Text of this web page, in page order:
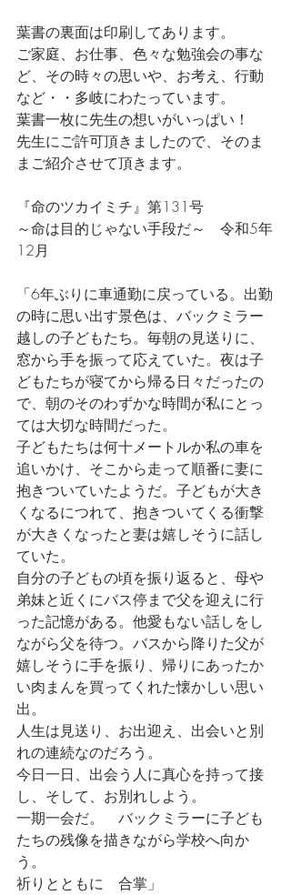
葉書の裏面は印刷してあります。
ご家庭、お仕事、色々な勉強会の事な
ど、その時々の思いや、お考え、行動
など・・多岐にわたっています。
葉書一枚に先生の想いがいっぱい！
先生にご許可頂きましたので、そのま
まご紹介させて頂きます。
『命のツカイミチ』第131号
～命は目的じゃない手段だ～　令和5年
12月
「6年ぶりに車通勤に戻っている。出勤
の時に思い出す景色は、バックミラー
越しの子どもたち。毎朝の見送りに、
窓から手を振って応えていた。夜は子
どもたちが寝てから帰る日々だったの
で、朝のそのわずかな時間が私にとっ
ては大切な時間だった。
子どもたちは何十メートルか私の車を
追いかけ、そこから走って順番に妻に
抱きついていたようだ。子どもが大き
くなるにつれて、抱きついてくる衝撃
が大きくなったと妻は嬉しそうに話し
ていた。
自分の子どもの頃を振り返ると、母や
弟妹と近くにバス停まで父を迎えに行
った記憶がある。他愛もない話しをし
ながら父を待つ。バスから降りた父が
嬉しそうに手を振り、帰りにあったか
い肉まんを買ってくれた懐かしい思い
出。
人生は見送り、お出迎え、出会いと別
れの連続なのだろう。
今日一日、出会う人に真心を持って接
し、そして、お別れしよう。
一期一会だ。　バックミラーに子ども
たちの残像を描きながら学校へ向か
う。
祈りとともに　合掌」